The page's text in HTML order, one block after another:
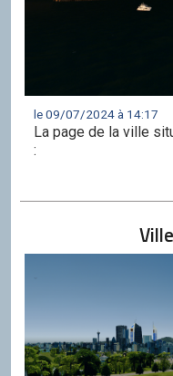
le 09/07/2024 à 14:17
La page de la ville
: